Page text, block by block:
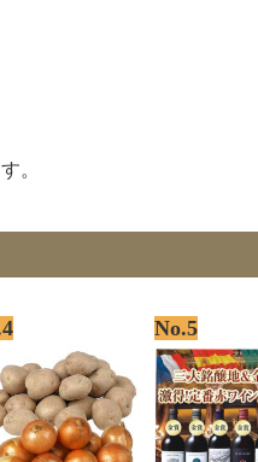
。
No.5